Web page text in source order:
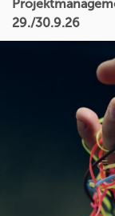
29./30.9.26